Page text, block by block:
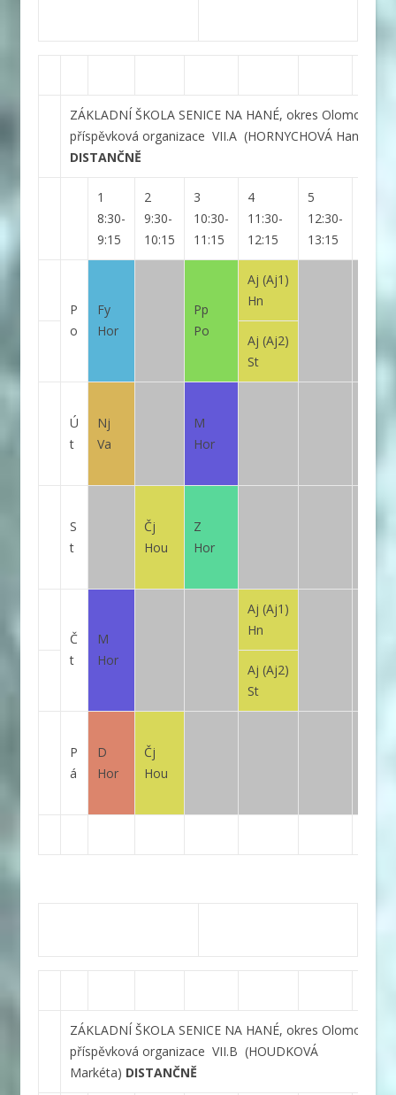
ZÁKLADNÍ ŠKOLA SENICE NA HANÉ, okres Olomouc,
příspěvková organizace VII.A (HORNYCHOVÁ Hana)
DISTANČNĚ
1
8:30-
9:15
2
9:30-
10:15
3
10:30-
11:15
4
11:30-
12:15
5
12:30-
13:15
P
o
Fy
Hor
Pp
Po
Aj (Aj1)
Hn
Aj (Aj2)
St
Ú
t
Nj
Va
M
Hor
S
t
Čj
Hou
Z
Hor
Č
t
M
Hor
Aj (Aj1)
Hn
Aj (Aj2)
St
P
á
D
Hor
Čj
Hou
ZÁKLADNÍ ŠKOLA SENICE NA HANÉ, okres Olomouc,
příspěvková organizace VII.B (HOUDKOVÁ
Markéta) DISTANČNĚ